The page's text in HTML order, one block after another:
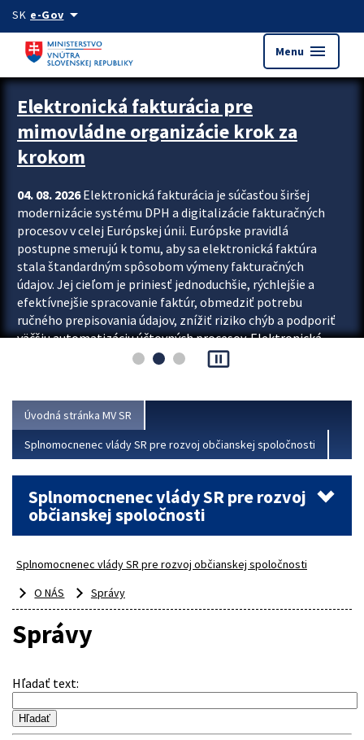
Preskocit na hlavný obsah
SK e-Govarrow_drop_down
Menu menu
Zastavit automatický posun upútavok
Elektronická fakturácia pre
mimovládne organizácie krok za
krokom
04. 08. 2026Elektronická fakturácia je súčasťou širšej
modernizácie systému DPH a digitalizácie fakturačných
procesov v celej Európskej únii. Európske pravidlá
postupne smerujú k tomu, aby sa elektronická faktúra
stala štandardným spôsobom výmeny fakturačných
údajov. Jej cieľom je priniesť jednoduchšie, rýchlejšie a
efektívnejšie spracovanie faktúr, obmedziť potrebu
ručného prepisovania údajov, znížiť riziko chýb a podporiť
väčšiu automatizáciu účtovných procesov. Elektronická
fakturácia preto nepredstavuje...
pause_presentation
Úvodná stránka MV SR
Splnomocnenec vlády SR pre rozvoj občianskej spoločnosti
Splnomocnenec vlády SR pre rozvoj
občianskej spoločnosti
Splnomocnenec vlády SR pre rozvoj občianskej spoločnosti
O NÁS
Správy
Správy
Hľadať text: